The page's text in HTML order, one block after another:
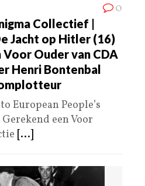
0
Collectief |
Jacht op Hitler (16)
Ouder van CDA
Henri Bontenbal
European People’s
een Voor
[...]